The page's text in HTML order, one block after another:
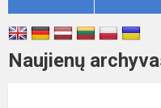
Naujienų